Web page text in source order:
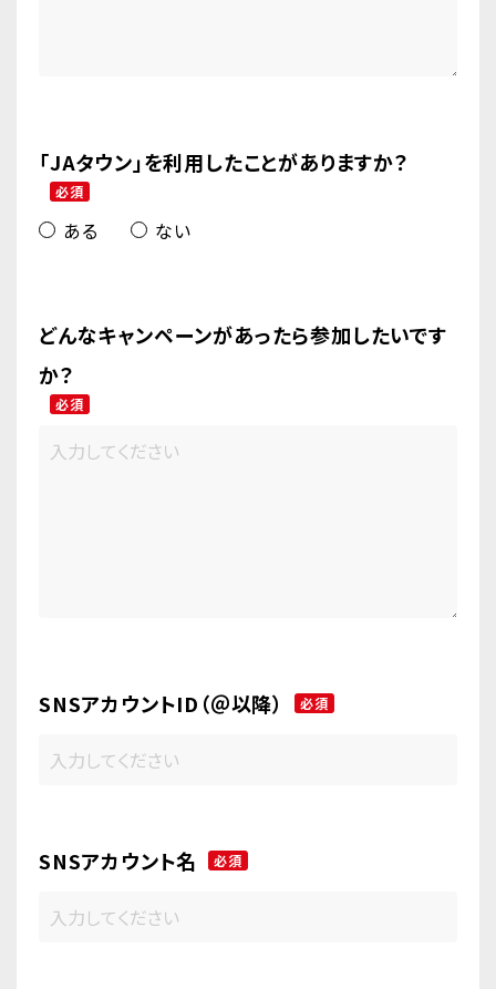
「JAタウン」を利用したことがありますか？
必須
ある ない
どんなキャンペーンがあったら参加したいです
か？
必須
SNSアカウントID（＠以降） 必須
SNSアカウント名 必須